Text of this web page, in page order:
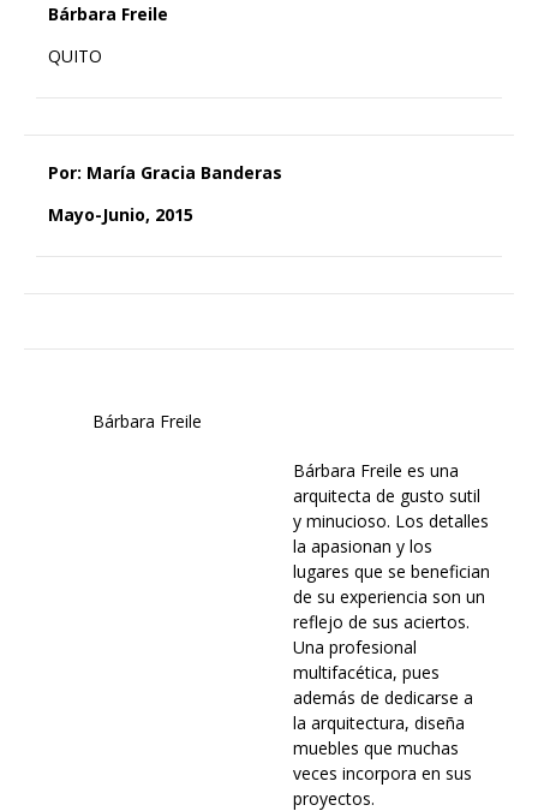
Bárbara Freile
QUITO
Por: María Gracia Banderas
Mayo-Junio, 2015
Bárbara Freile
Bárbara Freile es una
arquitecta de gusto sutil
y minucioso. Los detalles
la apasionan y los
lugares que se benefician
de su experiencia son un
reflejo de sus aciertos.
Una profesional
multifacética, pues
además de dedicarse a
la arquitectura, diseña
muebles que muchas
veces incorpora en sus
proyectos.